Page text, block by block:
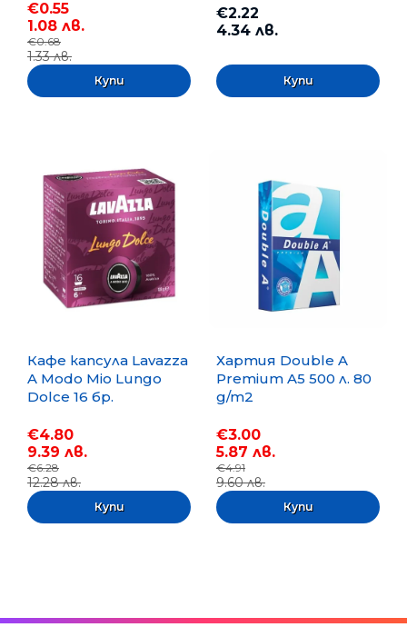
€0.55
1.08 лв.
€0.68
1.33 лв.
€2.22
4.34 лв.
Кафе капсула Lavazza
A Modo Mio Lungo
Dolce 16 бр.
€4.80
9.39 лв.
€6.28
12.28 лв.
Хартия Double A
Premium A5 500 л. 80
g/m2
€3.00
5.87 лв.
€4.91
9.60 лв.